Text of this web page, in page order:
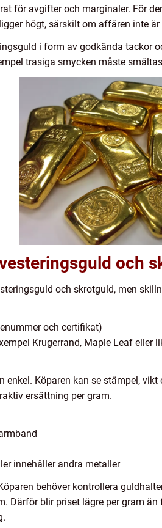
för avgifter och marginaler. För
högt, särskilt om affären inte är
i form av godkända tackor
trasiga smycken måste
och
och skrotguld, men
och certifikat)
Krugerrand, Maple Leaf eller
enkel. Köparen kan se stämpel,
ersättning per gram.
innehåller andra metaller
behöver kontrollera
Därför blir priset lägre per gram